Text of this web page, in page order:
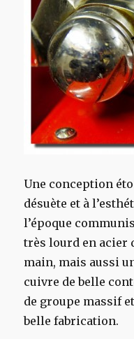
Une conception
désuète et à
l’époque
très lourd en acier
main, mais aussi
cuivre de belle
de groupe massif
belle fabrication.